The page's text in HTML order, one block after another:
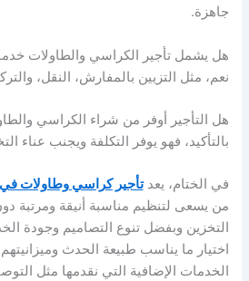
جاهزة.
هل يشمل تأجير الكراسي والطاولات
نعم، مثل التزيين بالمفارش، النقل،
هل التأجير أوفر من شراء الكراسي
بالتأكيد، فهو يوفر التكلفة ويجنب عناء
في الختام، يعدتأجير كراسي وطاولات
من يسعى لتنظيم مناسبة أنيقة ومرتبة
التخزين وبفضل تنوع التصاميم وجودة
اختيار ما يناسب طبيعة الحدث
الخدمات الإضافية التي نقدمها مثل